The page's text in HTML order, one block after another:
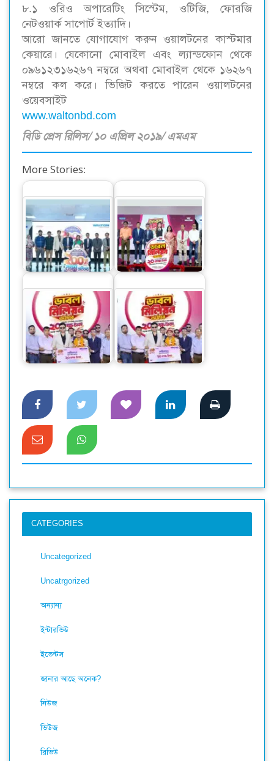
৮.১ ওরিও অপারেটিং সিস্টেম, ওটিজি, ফোরজি
নেটওয়ার্ক সাপোর্ট ইত্যাদি।
আরো জানতে যোগাযোগ করুন ওয়ালটনের কাস্টমার
কেয়ারে। যেকোনো মোবাইল এবং ল্যান্ডফোন থেকে
০৯৬১২৩১৬২৬৭ নম্বরে অথবা মোবাইল থেকে ১৬২৬৭
নম্বরে কল করে। ভিজিট করতে পারেন ওয়ালটনের
ওয়েবসাইট
www.waltonbd.com
বিডি প্রেস রিলিস/ ১০ এপ্রিল ২০১৯/ এমএম
More Stories:
ওয়ালটন ফ্রিজ কিনে
কোটি কোটি টাকার
ক্যাশব্যাকের সুযোগ
ওয়ালটন পণ্য কিনে ২০
লাখ টাকা পাওয়ার
সুযোগ
ওয়ালটন ফ্রিজ কিনে ২০
লাখ টাকা পেলেন
মোটরশ্রমিক রানা
ওয়ালটন ফ্রিজ কিনে ২০
লাখ টাকা পেলেন
মোটরশ্রমিক রানা
CATEGORIES
Uncategorized
Uncatrgorized
অন্যান্য
ইন্টারভিউ
ইভেন্টস
জানার আছে অনেক?
নিউজ
ভিউজ
রিভিউ